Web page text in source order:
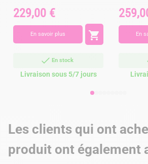
Prix
229,00 €
En savoir plus 
En stock
Livraison sous 5/7 jours
Prix
En
Les clients qui ont
produit ont également